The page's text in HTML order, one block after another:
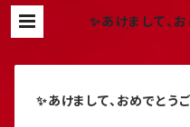
✨あけまして、
✨あけまして、おめでとう